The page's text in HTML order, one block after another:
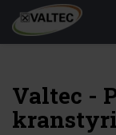
Valtec -